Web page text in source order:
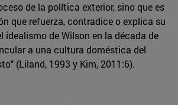
de la política exterior, sino que es
que refuerza, contradice o explica su
idealismo de Wilson en la década de
a una cultura doméstica del
(Liland, 1993 y Kim, 2011:6).